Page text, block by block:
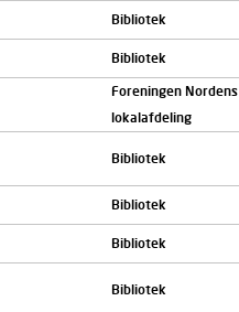
Bibliotek
Bibliotek
Foreningen Nordens
lokalafdeling
Bibliotek
Bibliotek
Bibliotek
Bibliotek